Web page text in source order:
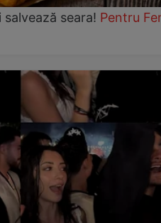
seara! Pentru